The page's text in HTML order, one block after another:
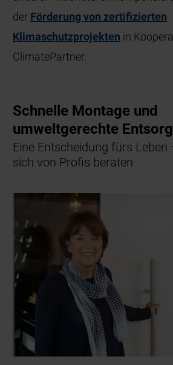
der Förderung von zertifizierten
Klimaschutzprojekten in
ClimatePartner.
Schnelle Montage und
umweltgerechte
Eine Entscheidung fürs Leben
sich von Profis beraten